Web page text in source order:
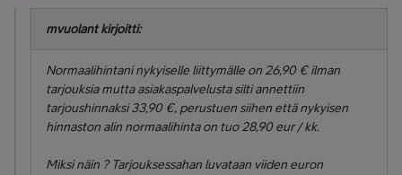
mvuolant kirjoitti:
Normaalihintani nykyiselle liittymälle on 26,90 € ilman
tarjouksia mutta asiakaspalvelusta silti annettiin
tarjoushinnaksi 33,90 €, perustuen siihen että nykyisen
hinnaston alin normaalihinta on tuo 28,90 eur / kk.
Miksi näin ? Tarjouksessahan luvataan viiden euron